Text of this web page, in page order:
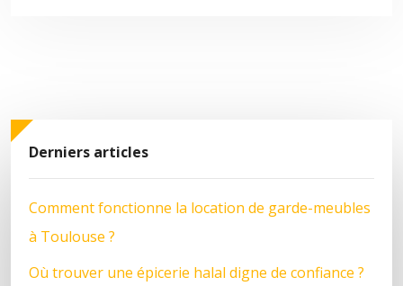
Derniers articles
Comment fonctionne la location de garde-meubles
à Toulouse ?
Où trouver une épicerie halal digne de confiance ?